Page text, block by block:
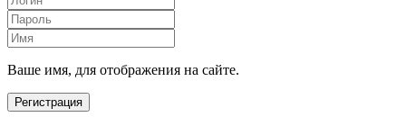
Ваше имя, для отображения на сайте.
Регистрация